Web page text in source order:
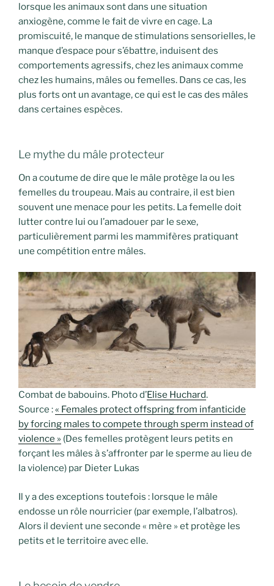
lorsque les animaux sont dans une situation
anxiogène, comme le fait de vivre en cage. La
promiscuité, le manque de stimulations sensorielles, le
manque d’espace pour s’ébattre, induisent des
comportements agressifs, chez les animaux comme
chez les humains, mâles ou femelles. Dans ce cas, les
plus forts ont un avantage, ce qui est le cas des mâles
dans certaines espèces.
Le mythe du mâle protecteur
On a coutume de dire que le mâle protège la ou les
femelles du troupeau. Mais au contraire, il est bien
souvent une menace pour les petits. La femelle doit
lutter contre lui ou l’amadouer par le sexe,
particulièrement parmi les mammifères pratiquant
une compétition entre mâles.
Combat de babouins. Photo d’Elise Huchard.
Source :« Females protect offspring from infanticide
by forcing males to compete through sperm instead of
violence » (Des femelles protègent leurs petits en
forçant les mâles à s’affronter par le sperme au lieu de
la violence) par Dieter Lukas
Il y a des exceptions toutefois : lorsque le mâle
endosse un rôle nourricier (par exemple, l’albatros).
Alors il devient une seconde « mère » et protège les
petits et le territoire avec elle.